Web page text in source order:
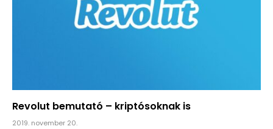
Revolut bemutató – kriptósoknak is
2019. november 20.